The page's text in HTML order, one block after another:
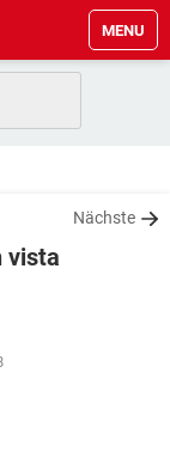
MENU
Nächste
vista